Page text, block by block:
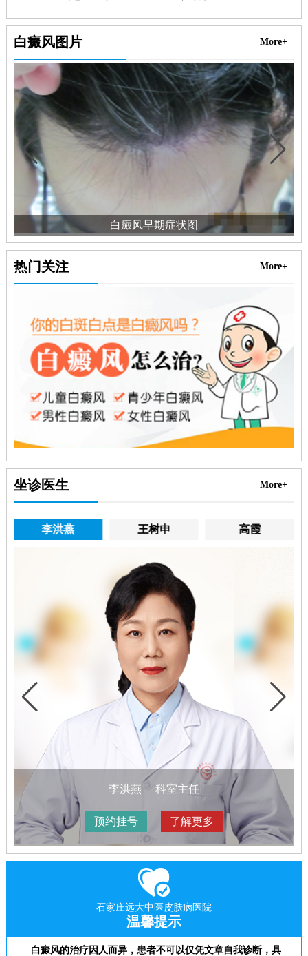
白癜风图片 More+
白癜风早期症状图
热门关注 More+
坐诊医生 More+
李洪燕 王树申 高霞
李洪燕 科室主任
预约挂号 了解更多
石家庄远大中医皮肤病医院
温馨提示
白癜风的治疗因人而异，患者不可以仅凭文章自我诊断，具